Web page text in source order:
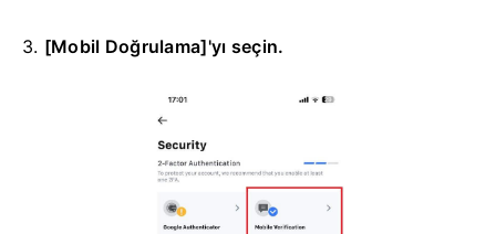
3. [Mobil Doğrulama]'yı seçin.